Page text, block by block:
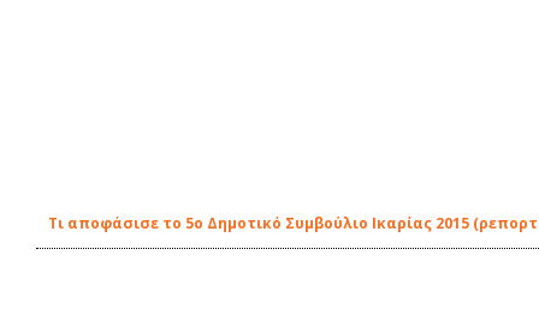
Τι αποφάσισε το 5ο Δημοτικό Συμβούλιο Ικαρίας 2015